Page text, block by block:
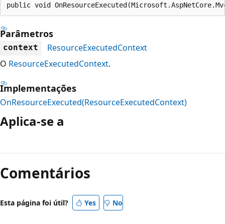
public void
Parâmetros
context
ResourceExecutedContext
O ResourceExecutedContext.
Implementações
OnResourceExecuted(ResourceExecutedContext)
Aplica-se a
de
leitura
Comentários
Esta página foi útil? Yes No